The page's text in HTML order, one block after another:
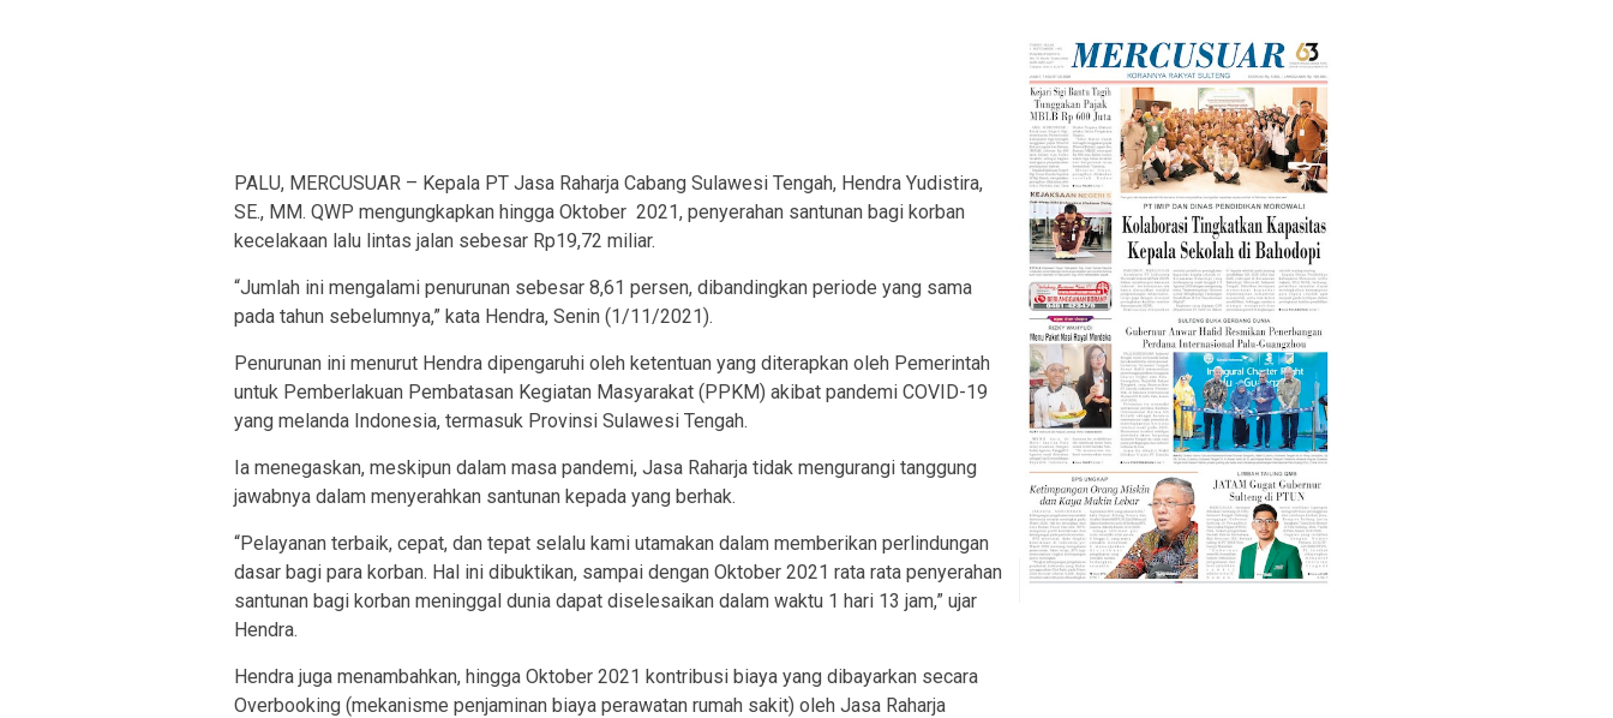
PALU, MERCUSUAR – Kepala PT Jasa Raharja Cabang Sulawesi Tengah, Hendra Yudistira,
SE., MM. QWP mengungkapkan hingga Oktober 2021, penyerahan santunan bagi korban
kecelakaan lalu lintas jalan sebesar Rp19,72 miliar.
“Jumlah ini mengalami penurunan sebesar 8,61 persen, dibandingkan periode yang sama
pada tahun sebelumnya,” kata Hendra, Senin (1/11/2021).
Penurunan ini menurut Hendra dipengaruhi oleh ketentuan yang diterapkan oleh Pemerintah
untuk Pemberlakuan Pembatasan Kegiatan Masyarakat (PPKM) akibat pandemi COVID-19
yang melanda Indonesia, termasuk Provinsi Sulawesi Tengah.
Ia menegaskan, meskipun dalam masa pandemi, Jasa Raharja tidak mengurangi tanggung
jawabnya dalam menyerahkan santunan kepada yang berhak.
“Pelayanan terbaik, cepat, dan tepat selalu kami utamakan dalam memberikan perlindungan
dasar bagi para korban. Hal ini dibuktikan, sampai dengan Oktober 2021 rata rata penyerahan
santunan bagi korban meninggal dunia dapat diselesaikan dalam waktu 1 hari 13 jam,” ujar
Hendra.
Hendra juga menambahkan, hingga Oktober 2021 kontribusi biaya yang dibayarkan secara
Overbooking (mekanisme penjaminan biaya perawatan rumah sakit) oleh Jasa Raharja